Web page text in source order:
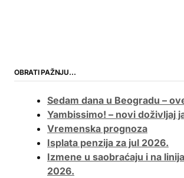
OBRATI PAŽNJU…
Sedam dana u Beogradu –
Yambissimo! – novi doživljaj
Vremenska prognoza
Isplata penzija za jul 2026.
Izmene u saobraćaju i na
2026.